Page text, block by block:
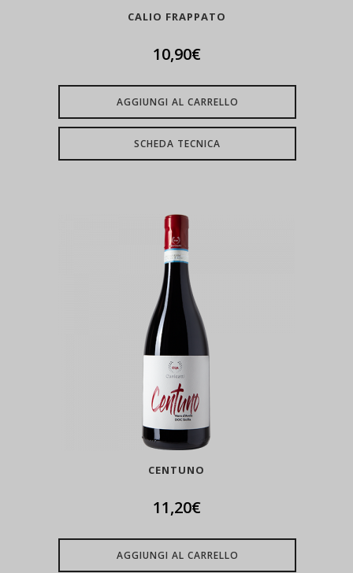
CALIO FRAPPATO
10,90€
AGGIUNGI AL CARRELLO
SCHEDA TECNICA
CENTUNO
11,20€
AGGIUNGI AL CARRELLO